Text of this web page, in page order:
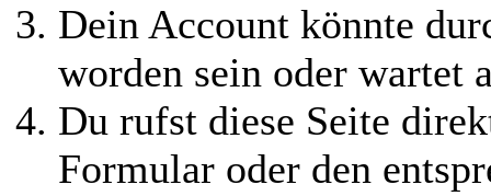
Dein Account könnte
worden sein oder wartet
Du rufst diese Seite
Formular oder den